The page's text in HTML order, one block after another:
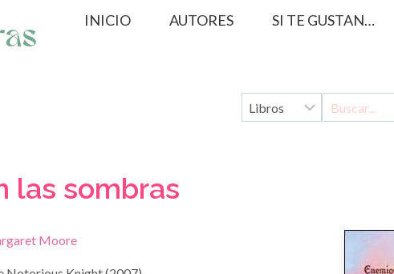
INICIO AUTORES SI TE GUSTAN…
las sombras
Moore